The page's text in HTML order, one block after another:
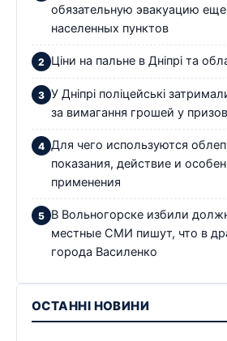
обязательную эвакуацию еще
населенных пунктов
Ціни на пальне в Дніпрі та
У Дніпрі поліцейські
за вимагання грошей у
Для чего используются
показания, действие и
применения
В Вольногорске избили
местные СМИ пишут, что в
города Василенко
ОСТАННІ НОВИНИ